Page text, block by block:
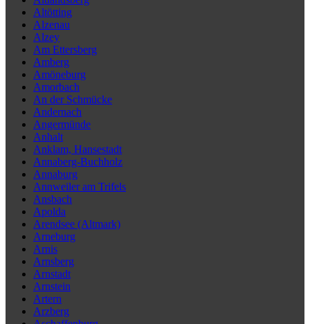
Altötting
Alzenau
Alzey
Am Ettersberg
Amberg
Amöneburg
Amorbach
An der Schmücke
Andernach
Angermünde
Anhalt
Anklam, Hansestadt
Annaberg-Buchholz
Annaburg
Annweiler am Trifels
Ansbach
Apolda
Arendsee (Altmark)
Arneburg
Arnis
Arnsberg
Arnstadt
Arnstein
Artern
Arzberg